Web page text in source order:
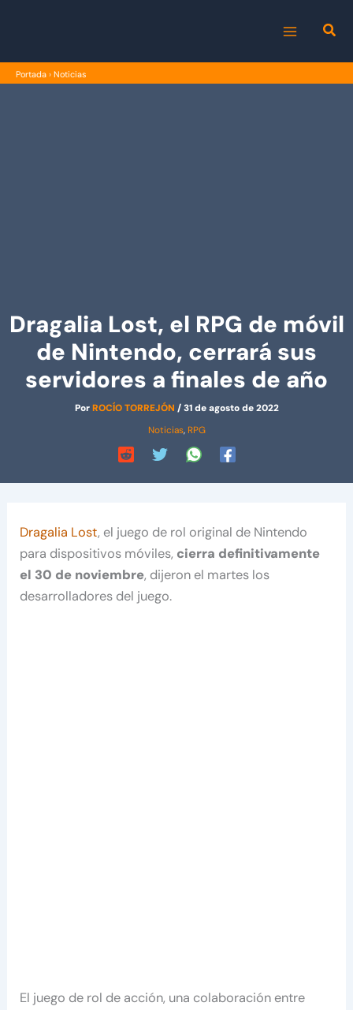
MENU
Portada › Noticias
Dragalia Lost, el RPG de móvil
de Nintendo, cerrará sus
servidores a finales de año
PorROCÍO TORREJÓN /31 de agosto de 2022
Noticias, RPG
Dragalia Lost, el juego de rol original de Nintendo
para dispositivos móviles, cierra definitivamente
el 30 de noviembre, dijeron el martes los
desarrolladores del juego.
El juego de rol de acción, una colaboración entre